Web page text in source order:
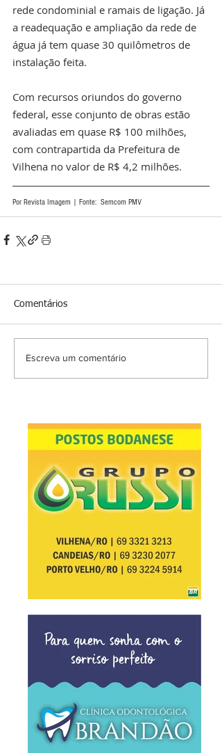
rede condominial e ramais de ligação. Já
a readequação e ampliação da rede de
água já tem quase 30 quilômetros de
instalação feita.
Com recursos oriundos do governo
federal, esse conjunto de obras estão
avaliadas em quase R$ 100 milhões,
com contrapartida da Prefeitura de
Vilhena no valor de R$ 4,2 milhões.
Por Revista Imagem | Fonte:  Semcom PMV
Comentários
Escreva um comentário